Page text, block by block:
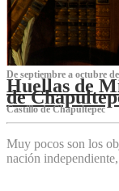
De septiembre a octubre
Huellas de
de
Castillo de Chapultepec
Muy pocos son los
nación